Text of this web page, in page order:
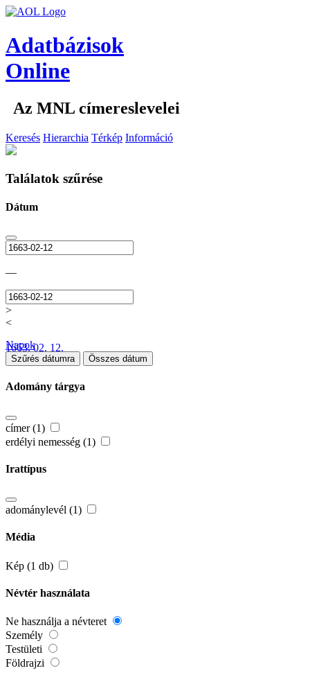
Adatbázisok
Online
Az MNL címereslevelei
Keresés Hierarchia Térkép Információ
Találatok szűrése
Dátum
—
>
<
1663. 02. 12.
Napok
Szűrés dátumra Összes dátum
Adomány tárgya
címer (1)
erdélyi nemesség (1)
Irattípus
adománylevél (1)
Média
Kép (1 db)
Névtér használata
Ne használja a névteret
Személy
Testületi
Földrajzi